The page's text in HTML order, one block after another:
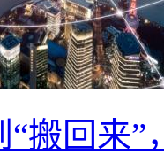
“搬回来